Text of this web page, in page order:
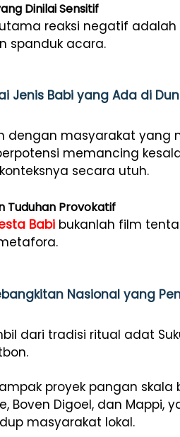
Dinilai Sensitif
reaksi negatif
spanduk acara.
Jenis Babi yang Ada di
dengan masyarakat yang
memancing
secara utuh.
Tuduhan Provokatif
Babi bukanlah film
Nasional yang
dari tradisi ritual adat
proyek pangan
Boven Digoel, dan
masyarakat lokal.